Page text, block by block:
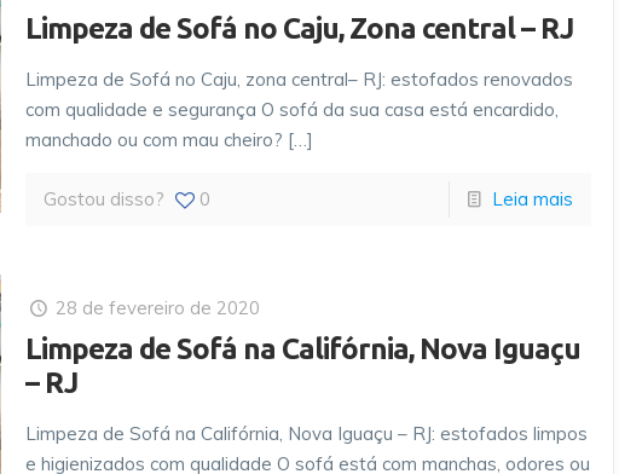
Limpeza de Sofá no Caju, Zona central – RJ
Limpeza de Sofá no Caju, zona central– RJ: estofados renovados
com qualidade e segurança O sofá da sua casa está encardido,
manchado ou com mau cheiro? […]
Gostou disso? 0 Leia mais
28 de fevereiro de 2020
Limpeza de Sofá na Califórnia, Nova Iguaçu
– RJ
Limpeza de Sofá na Califórnia, Nova Iguaçu – RJ: estofados limpos
e higienizados com qualidade O sofá está com manchas, odores ou